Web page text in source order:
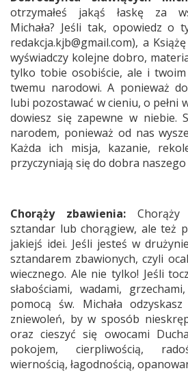
otrzymałeś jakąś łaskę za
Michała? Jeśli tak, opowiedz o
redakcja.kjb@gmail.com), a
wyświadczy kolejne dobro,
tylko tobie osobiście, ale i twoim
twemu narodowi. A ponieważ
lubi pozostawać w cieniu, o pełni
dowiesz się zapewne w niebie.
narodem, ponieważ od nas
Każda ich misja, kazanie,
przyczyniają się do dobra
Chorąży zbawienia:
sztandar lub chorągiew, ale też
jakiejś idei. Jeśli jesteś w
sztandarem zbawionych, czyli
wiecznego. Ale nie tylko! Jeśli
słabościami, wadami,
pomocą św. Michała
zniewoleń, by w sposób
oraz cieszyć się owocami
pokojem, cierpliwością,
wiernością, łagodnością,